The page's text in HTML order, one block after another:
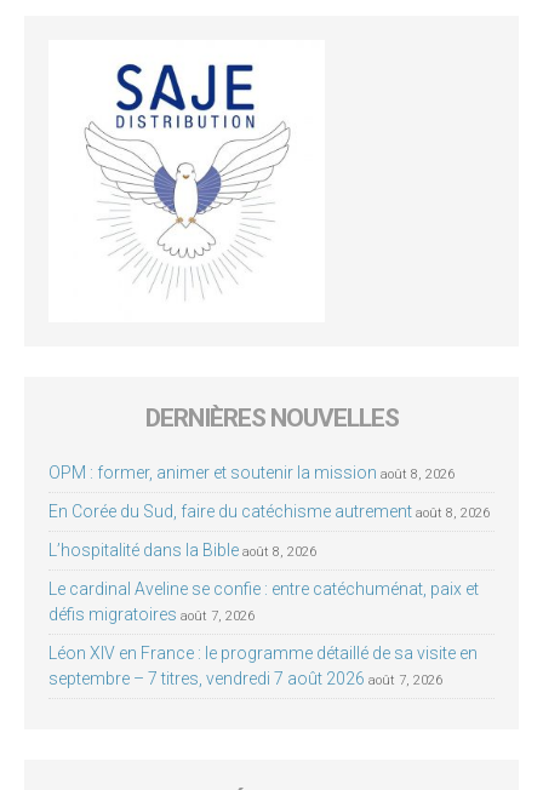
DERNIÈRES NOUVELLES
OPM : former, animer et soutenir la mission août 8, 2026
En Corée du Sud, faire du catéchisme autrement août 8, 2026
L’hospitalité dans la Bible août 8, 2026
Le cardinal Aveline se confie : entre catéchuménat, paix et
défis migratoires août 7, 2026
Léon XIV en France : le programme détaillé de sa visite en
septembre – 7 titres, vendredi 7 août 2026 août 7, 2026